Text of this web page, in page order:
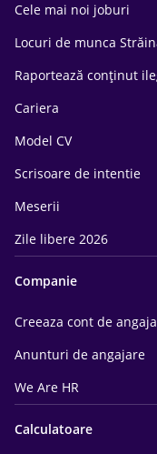
Cele mai noi joburi
Locuri de munca
Raportează conținut
Cariera
Model CV
Scrisoare de intentie
Meserii
Zile libere 2026
Companie
Creeaza cont de
Anunturi de angajare
We Are HR
Calculatoare